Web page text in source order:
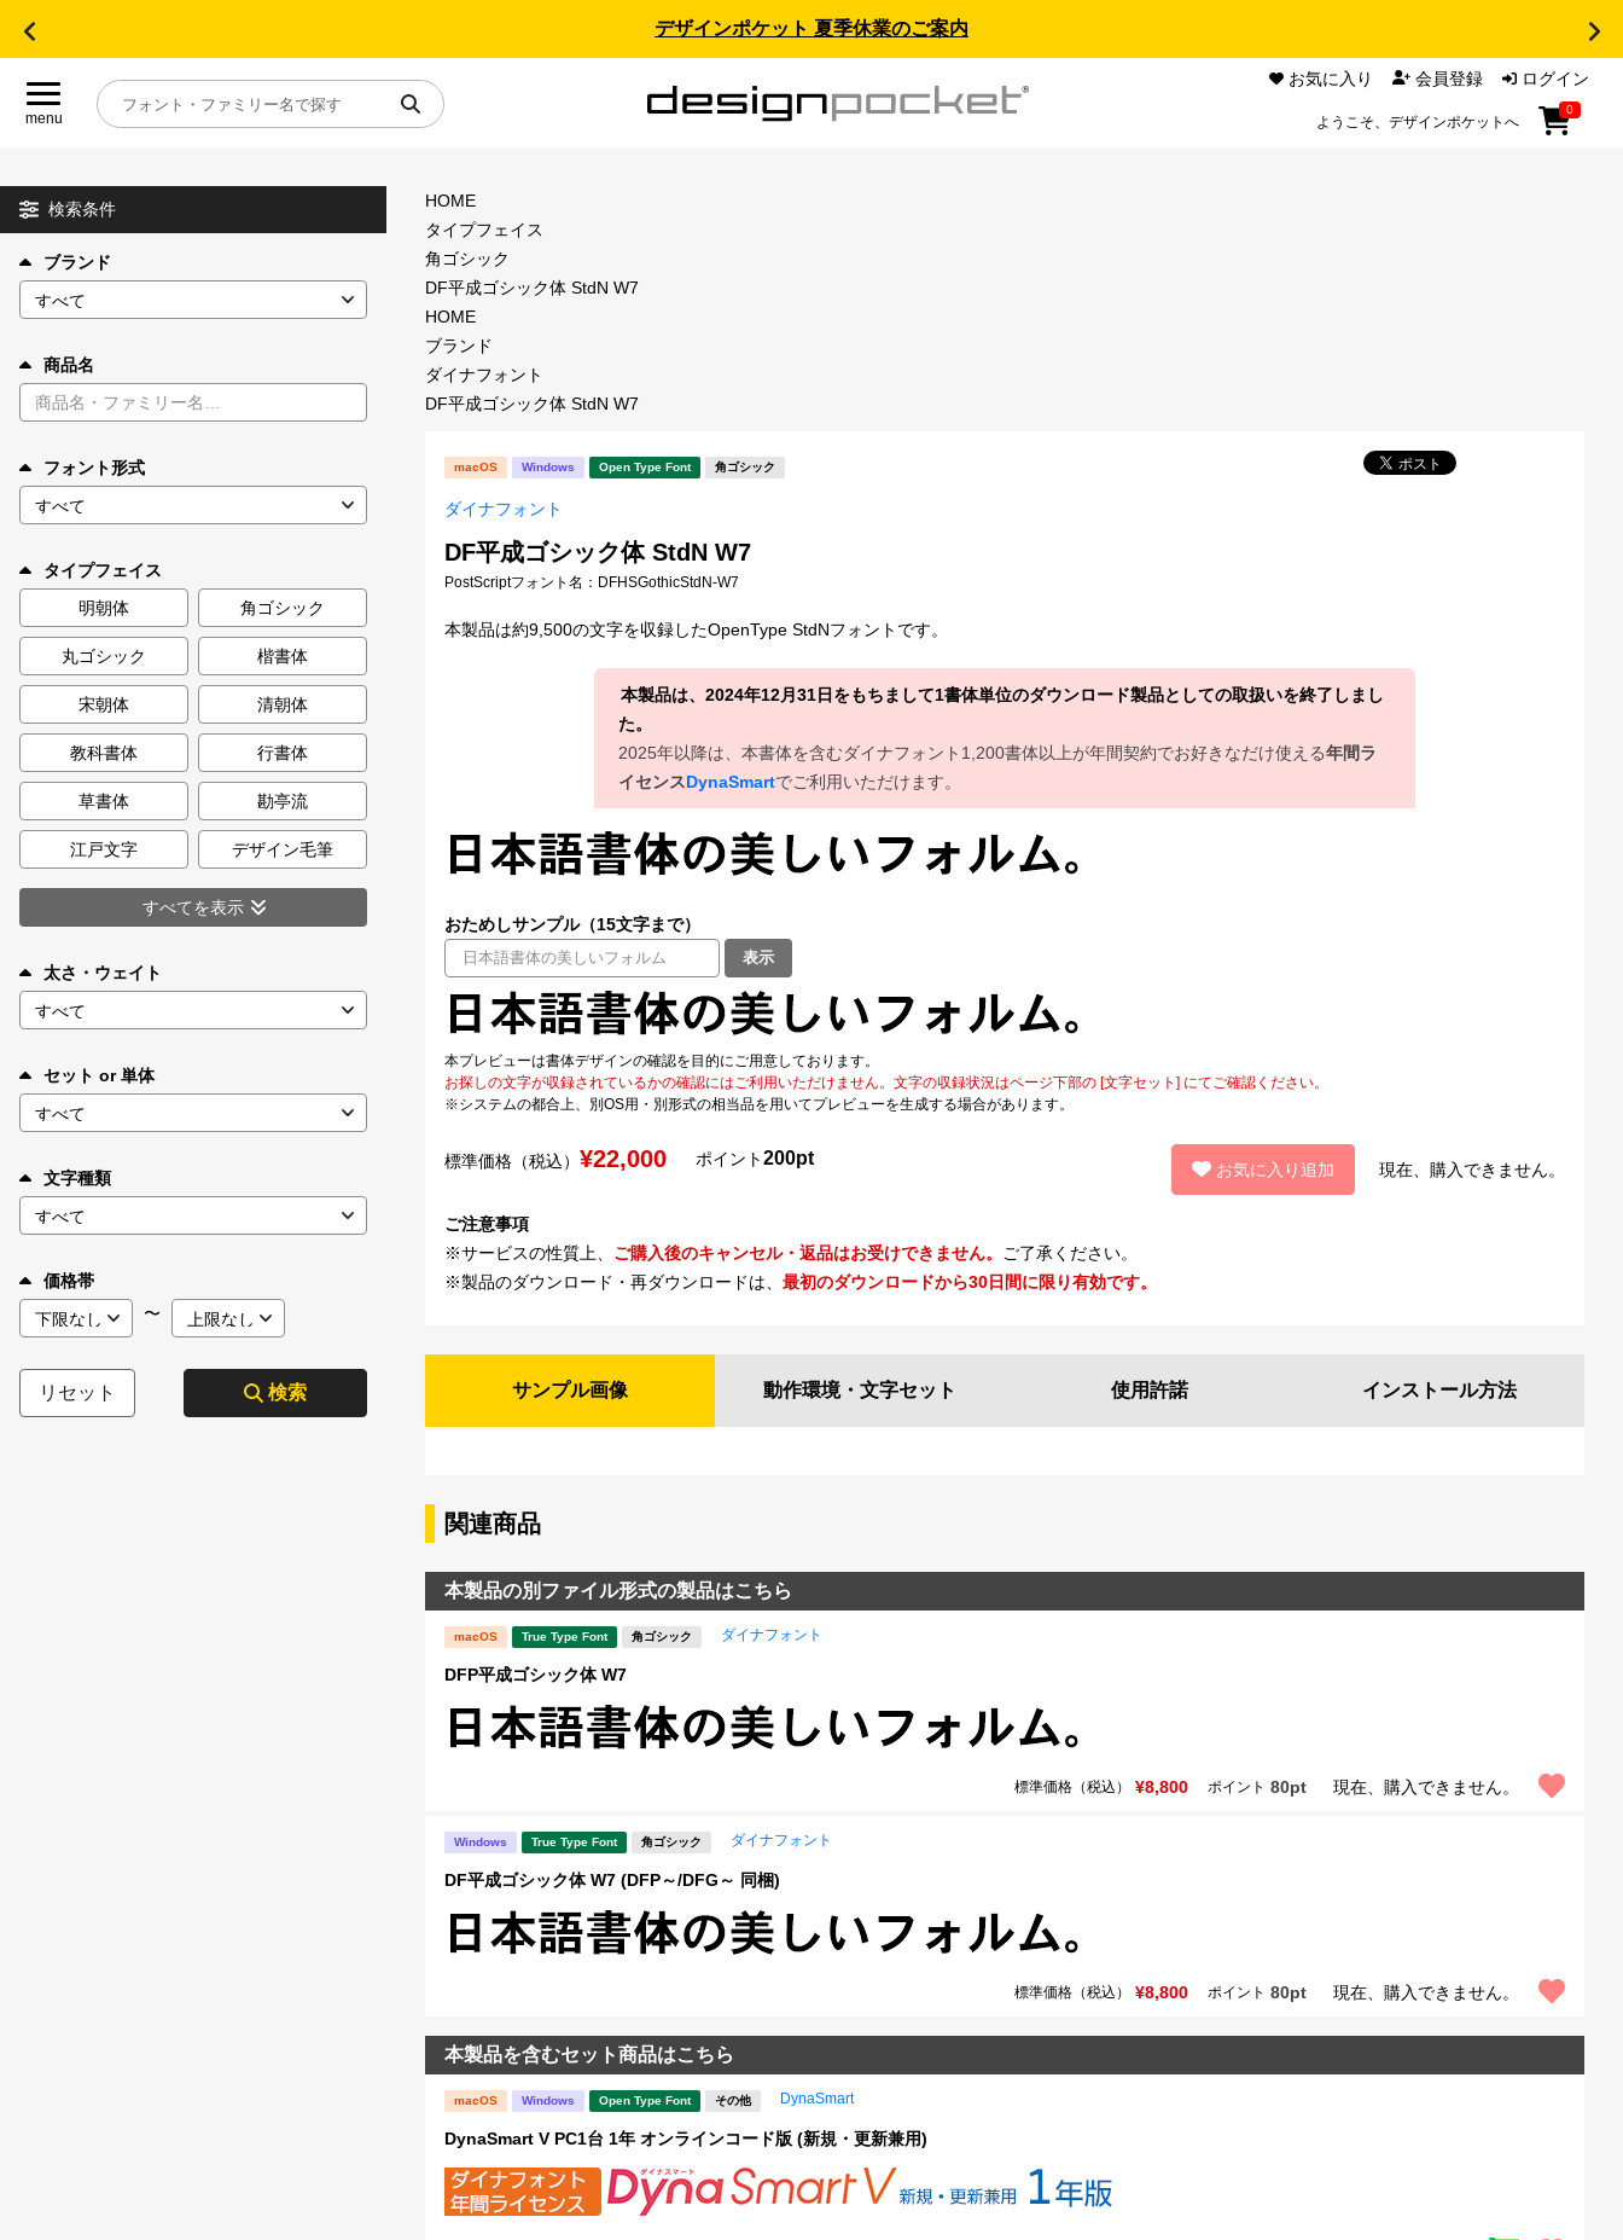
デザインポケット 夏季休業のご案内
menu
お気に入り 会員登録 ログイン
ようこそ、デザインポケットへ
0
目的別フォントガイド
特集
年間ライセンス商品
キャンペーン一覧
カート 0
マイページ
お気に入り
ご利用ガイド
お問い合わせ
検索条件
ブランド
商品名
フォント形式
タイプフェイス
明朝体
角ゴシック
丸ゴシック 楷書体
宋朝体 清朝体
教科書体 行書体
草書体 勘亭流
江戸文字 デザイン毛筆
すべてを表示
太さ・ウェイト
セット or 単体
文字種類
価格帯
〜
リセット 検索
HOME
タイプフェイス
角ゴシック
DF平成ゴシック体 StdN W7
HOME
ブランド
ダイナフォント
DF平成ゴシック体 StdN W7
macOS Windows Open Type Font 角ゴシック
ダイナフォント
DF平成ゴシック体 StdN W7
PostScriptフォント名： DFHSGothicStdN-W7
本製品は約9,500の文字を収録したOpenType StdNフォントです。
本製品は、2024年12月31日をもちまして1書体単位のダウンロード製品としての取扱いを終了しまし
た。
2025年以降は、本書体を含むダイナフォント1,200書体以上が年間契約でお好きなだけ使える年間ラ
イセンスDynaSmartでご利用いただけます。
おためしサンプル（15文字まで）
表示
本プレビューは書体デザインの確認を目的にご用意しております。
お探しの文字が収録されているかの確認にはご利用いただけません。文字の収録状況はページ下部の [文字セット] にてご確認ください。
※システムの都合上、別OS用・別形式の相当品を用いてプレビューを生成する場合があります。
標準価格（税込） ¥22,000 ポイント200pt
お気に入り追加 現在、購入できません。
ご注意事項
※サービスの性質上、 ご購入後のキャンセル・返品はお受けできません。
ご了承ください。
※製品のダウンロード・再ダウンロードは、 最初のダウンロードから30日間に限り有効です。
サンプル画像 動作環境・ 文字セット 使用許諾 インストール方法
関連商品
本製品の別ファイル形式の製品はこちら
macOS True Type Font 角ゴシック ダイナフォント
DFP平成ゴシック体 W7
標準価格（税込） ¥8,800 ポイント 80pt 現在、購入できません。
Windows True Type Font 角ゴシック ダイナフォント
DF平成ゴシック体 W7 (DFP～/DFG～ 同梱)
標準価格（税込） ¥8,800 ポイント 80pt 現在、購入できません。
本製品を含むセット商品はこちら
macOS Windows Open Type Font その他 DynaSmart
DynaSmart V PC1台 1年 オンラインコード版 (新規・更新兼用)